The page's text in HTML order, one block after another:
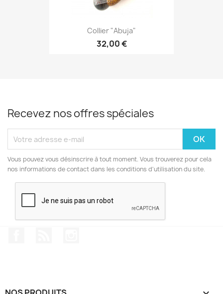
Collier "Abuja"
32,00 €
Recevez nos offres spéciales
Vous pouvez vous désinscrire à tout moment. Vous trouverez pour cela
nos informations de contact dans les conditions d'utilisation du site.